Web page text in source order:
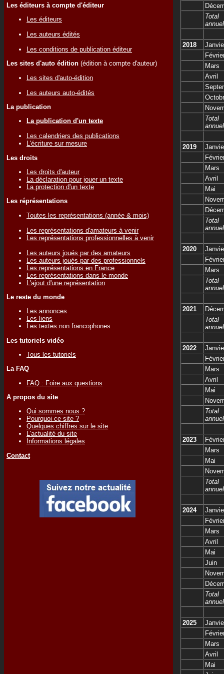
Les éditeurs à compte d'éditeur
Les éditeurs
Les auteurs édités
Les conditions de publication éditeur
Les sites d'auto édition (édition à compte d'auteur)
Les sites d'auto-édition
Les auteurs auto-édités
La publication
La publication d'un texte
Les calendriers des publications
L'écriture sur mesure
Les droits
Les droits d'auteur
La déclaration pour jouer un texte
La protection d'un texte
Les réprésentations
Toutes les représentations (année & mois)
Les représentations d'amateurs à venir
Les représentations professionnelles à venir
Les auteurs joués par des amateurs
Les auteurs joués par des professionnels
Les représentations en France
Les représentations dans le monde
L'ajout d'une représentation
Le reste du monde
Les annonces
Les liens
Les textes non francophones
Les tutoriels vidéo
Tous les tutoriels
La FAQ
FAQ : Foire aux questions
A propos du site
Qui sommes nous ?
Pourquoi ce site ?
Quelques chiffres sur le site
L'actualité du site
Informations légales
Contact
Total
annuel
2018
Mars
Avril
Total
annuel
2019
Mars
Avril
Mai
Total
annuel
2020
Mars
Total
annuel
2021
Total
annuel
2022
Mars
Avril
Mai
Total
annuel
2023
Mars
Mai
Total
annuel
2024
Mars
Avril
Mai
Juin
Total
annuel
2025
Mars
Avril
Mai